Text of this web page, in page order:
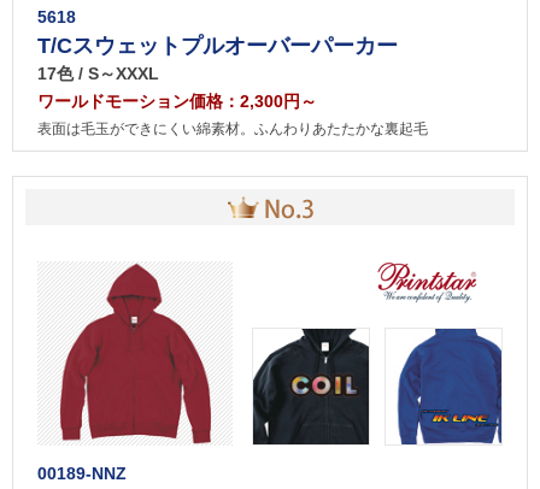
5618
T/Cスウェットプルオーバーパーカー
17色 / S～XXXL
ワールドモーション価格：2,300円～
表面は毛玉ができにくい綿素材。ふんわりあたたかな裏起毛
00189-NNZ